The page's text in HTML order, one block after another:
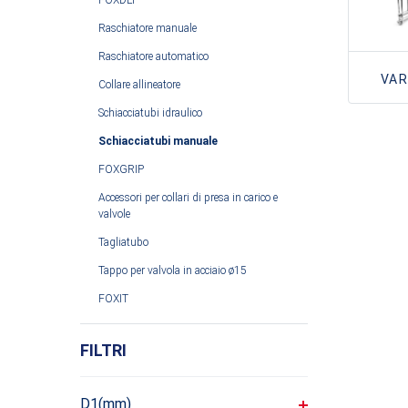
Raschiatore manuale
Raschiatore automatico
Collare allineatore
Schiacciatubi idraulico
Schiacciatubi manuale
FOXGRIP
Accessori per collari di presa in carico e
valvole
Tagliatubo
Tappo per valvola in acciaio ø15
FOXIT
FILTRI
D1(mm)